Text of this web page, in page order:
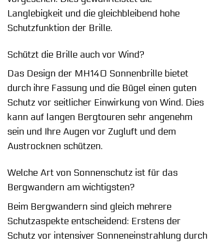
Langlebigkeit und die gleichbleibend hohe
Schutzfunktion der Brille.
Schützt die Brille auch vor Wind?
Das Design der MH140 Sonnenbrille bietet
durch ihre Fassung und die Bügel einen guten
Schutz vor seitlicher Einwirkung von Wind. Dies
kann auf langen Bergtouren sehr angenehm
sein und Ihre Augen vor Zugluft und dem
Austrocknen schützen.
Welche Art von Sonnenschutz ist für das
Bergwandern am wichtigsten?
Beim Bergwandern sind gleich mehrere
Schutzaspekte entscheidend: Erstens der
Schutz vor intensiver Sonneneinstrahlung durch